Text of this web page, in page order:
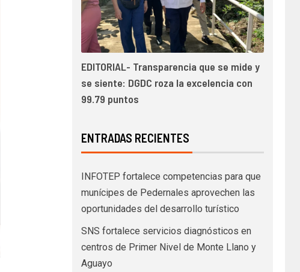
EDITORIAL- Transparencia que se mide y
se siente: DGDC roza la excelencia con
99.79 puntos
ENTRADAS RECIENTES
INFOTEP fortalece competencias para que
munícipes de Pedernales aprovechen las
oportunidades del desarrollo turístico
SNS fortalece servicios diagnósticos en
centros de Primer Nivel de Monte Llano y
Aguayo